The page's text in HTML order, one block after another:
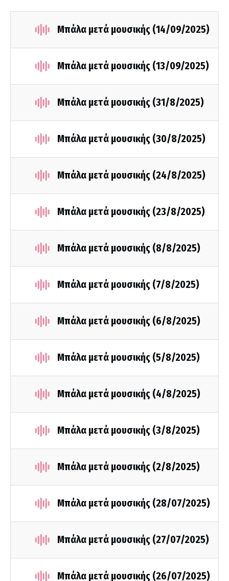
Μπάλα μετά μουσικής (14/09/2025)
Μπάλα μετά μουσικής (13/09/2025)
Μπάλα μετά μουσικής (31/8/2025)
Μπάλα μετά μουσικής (30/8/2025)
Μπάλα μετά μουσικής (24/8/2025)
Μπάλα μετά μουσικής (23/8/2025)
Μπάλα μετά μουσικής (8/8/2025)
Μπάλα μετά μουσικής (7/8/2025)
Μπάλα μετά μουσικής (6/8/2025)
Μπάλα μετά μουσικής (5/8/2025)
Μπάλα μετά μουσικής (4/8/2025)
Μπάλα μετά μουσικής (3/8/2025)
Μπάλα μετά μουσικής (2/8/2025)
Μπάλα μετά μουσικής (28/07/2025)
Μπάλα μετά μουσικής (27/07/2025)
Μπάλα μετά μουσικής (26/07/2025)